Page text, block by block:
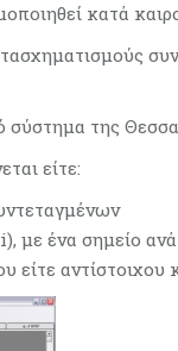
κατά
σύστημα της
είτε:
με ένα σημείο
είτε